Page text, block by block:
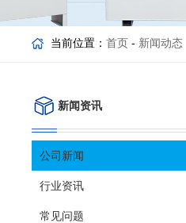
当前位置： 首页 - 新闻动态
新闻资讯
公司新闻
行业资讯
常见问题